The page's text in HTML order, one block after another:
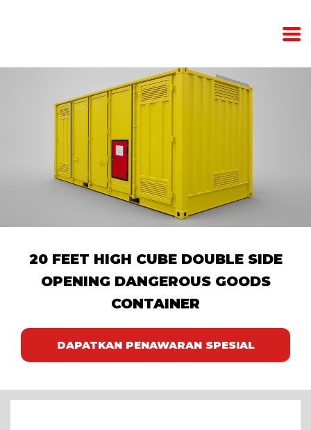
20 FEET HIGH CUBE DOUBLE SIDE
OPENING DANGEROUS GOODS
CONTAINER
DAPATKAN PENAWARAN SPESIAL